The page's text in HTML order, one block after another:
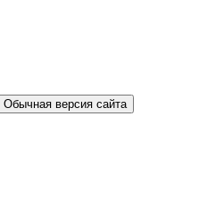
Обычная версия сайта